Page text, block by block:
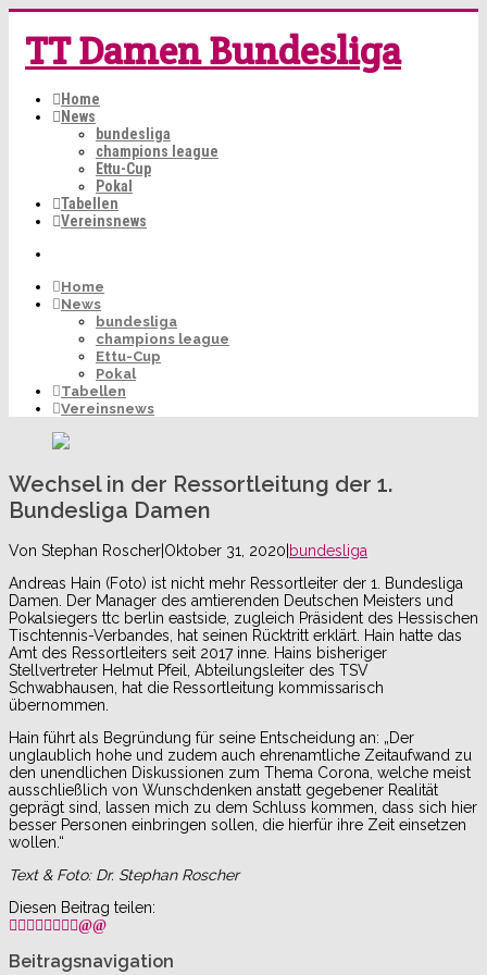
TT Damen Bundesliga
Home
News
bundesliga
champions league
Ettu-Cup
Pokal
Tabellen
Vereinsnews
Home
News
bundesliga
champions league
Ettu-Cup
Pokal
Tabellen
Vereinsnews
Wechsel in der Ressortleitung der 1.
Bundesliga Damen
Von Stephan Roscher|Oktober 31, 2020|bundesliga
Andreas Hain (Foto) ist nicht mehr Ressortleiter der 1. Bundesliga
Damen. Der Manager des amtierenden Deutschen Meisters und
Pokalsiegers ttc berlin eastside, zugleich Präsident des Hessischen
Tischtennis-Verbandes, hat seinen Rücktritt erklärt. Hain hatte das
Amt des Ressortleiters seit 2017 inne. Hains bisheriger
Stellvertreter Helmut Pfeil, Abteilungsleiter des TSV
Schwabhausen, hat die Ressortleitung kommissarisch
übernommen.
Hain führt als Begründung für seine Entscheidung an: „Der
unglaublich hohe und zudem auch ehrenamtliche Zeitaufwand zu
den unendlichen Diskussionen zum Thema Corona, welche meist
ausschließlich von Wunschdenken anstatt gegebener Realität
geprägt sind, lassen mich zu dem Schluss kommen, dass sich hier
besser Personen einbringen sollen, die hierfür ihre Zeit einsetzen
wollen.“
Text & Foto: Dr. Stephan Roscher
Diesen Beitrag teilen:
Beitragsnavigation